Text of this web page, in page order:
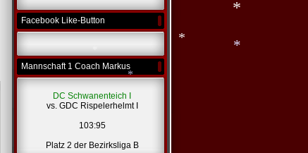
Facebook Like-Button
Mannschaft 1 Coach Markus
DC Schwanenteich I
vs. GDC Rispelerhelmt I
103:95
Platz 2 der Bezirksliga B
*